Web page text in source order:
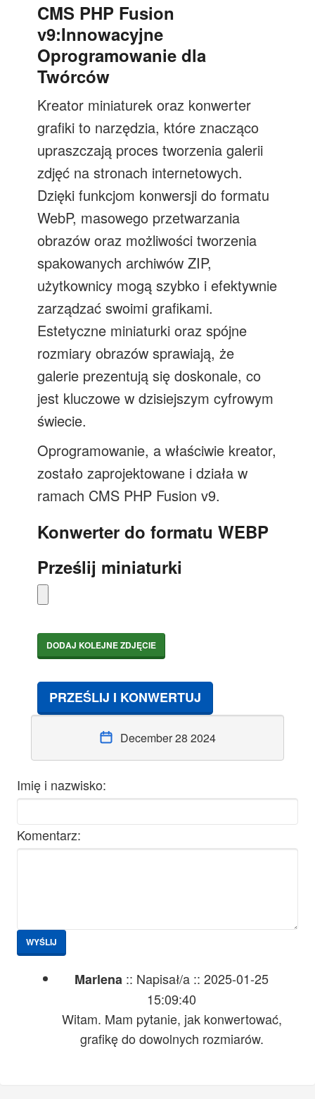
CMS PHP Fusion
v9:Innowacyjne
Oprogramowanie dla
Twórców
Kreator miniaturek oraz konwerter
grafiki to narzędzia, które znacząco
upraszczają proces tworzenia galerii
zdjęć na stronach internetowych.
Dzięki funkcjom konwersji do formatu
WebP, masowego przetwarzania
obrazów oraz możliwości tworzenia
spakowanych archiwów ZIP,
użytkownicy mogą szybko i efektywnie
zarządzać swoimi grafikami.
Estetyczne miniaturki oraz spójne
rozmiary obrazów sprawiają, że
galerie prezentują się doskonale, co
jest kluczowe w dzisiejszym cyfrowym
świecie.
Oprogramowanie, a właściwie kreator,
zostało zaprojektowane i działa w
ramach CMS PHP Fusion v9.
Konwerter do formatu WEBP
Prześlij miniaturki
DODAJ KOLEJNE ZDJĘCIE
PRZEŚLIJ I KONWERTUJ
December 28 2024
Imię i nazwisko:
Komentarz:
WYŚLIJ
Marlena :: Napisał/a :: 2025-01-25
15:09:40
Witam. Mam pytanie, jak konwertować,
grafikę do dowolnych rozmiarów.